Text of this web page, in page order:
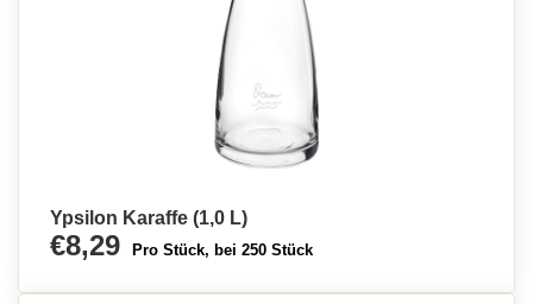
Ypsilon Karaffe (1,0 L)
€8,29 Pro Stück, bei 250 Stück